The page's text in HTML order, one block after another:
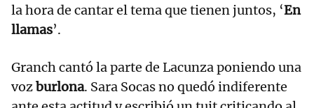
la hora de cantar el tema que tienen juntos, ‘En
llamas’.
Granch cantó la parte de Lacunza poniendo una
vozburlona. Sara Socas no quedó indiferente